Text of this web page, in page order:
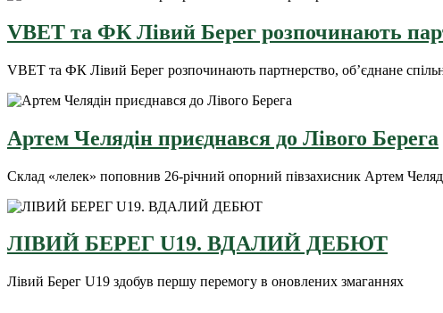
VBET та ФК Лівий Берег розпочинають
VBET та ФК Лівий Берег розпочинають партнерство, об’єднане
Артем Челядін приєднався до Лівого Берега
Склад «лелек» поповнив 26-річний опорний півзахисник Артем
ЛІВИЙ БЕРЕГ U19. ВДАЛИЙ ДЕБЮТ
Лівий Берег U19 здобув першу перемогу в оновлених змаганнях